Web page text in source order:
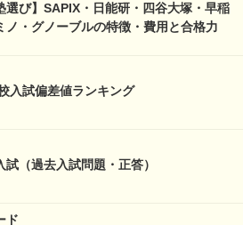
選び】SAPIX・日能研・四谷大塚・早稲
ノ・グノーブルの特徴・費用と合格力
入試偏差値ランキング
（過去入試問題・正答）
ド